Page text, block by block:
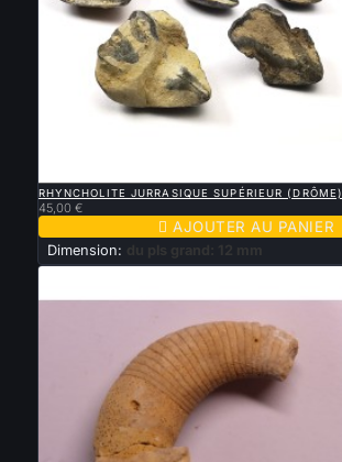
RHYNCHOLITE JURRASIQUE SUPÉRIEUR (DRÔME)
45,00 €
 AJOUTER AU PANIER
Dimension: du pls grand: 12 mm